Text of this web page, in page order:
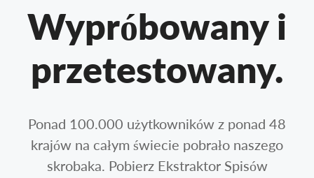
Wypróbowany i
przetestowany.
Ponad 100.000 użytkowników z ponad 48
krajów na całym świecie pobrało naszego
skrobaka. Pobierz Ekstraktor Spisów